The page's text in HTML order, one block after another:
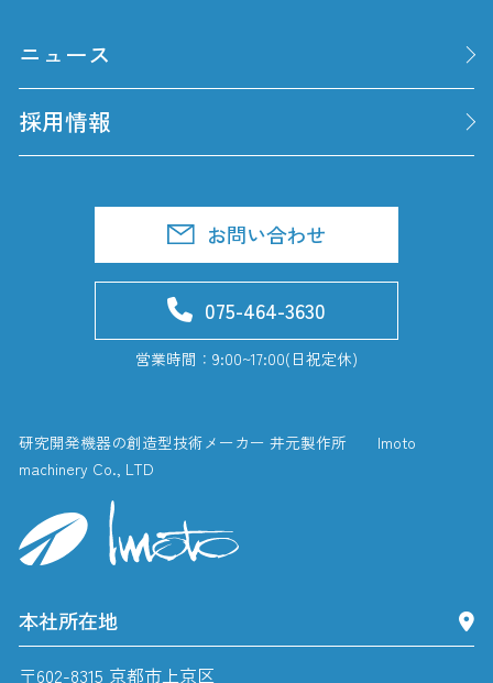
ニュース
採用情報
お問い合わせ
075-464-3630
営業時間：9:00~17:00(日祝定休)
研究開発機器の創造型技術メーカー 井元製作所 Imoto
machinery Co., LTD
本社所在地
〒602-8315 京都市上京区